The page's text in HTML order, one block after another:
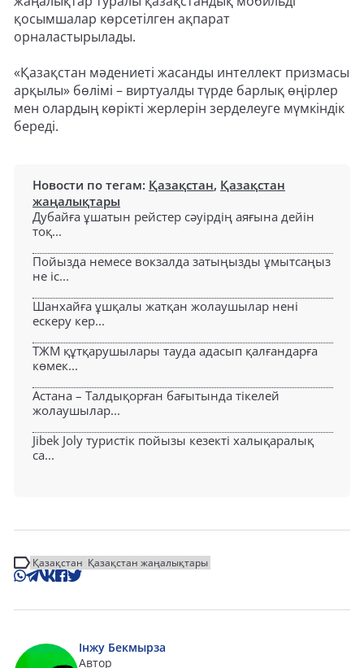
қосымшалар көрсетілген ақпарат
орналастырылады.
«Қазақстан мәдениеті жасанды интеллект призмасы
арқылы» бөлімі – виртуалды түрде барлық өңірлер
мен олардың көрікті жерлерін зерделеуге мүмкіндік
береді.
Новости по тегам: Қазақстан, Қазақстан
жаңалықтары
Дубайға ұшатын рейстер сәуірдің аяғына дейін
тоқ...
Пойызда немесе вокзалда затыңызды ұмытсаңыз
не іс...
Шанхайға ұшқалы жатқан жолаушылар нені
ескеру кер...
ТЖМ құтқарушылары тауда адасып қалғандарға
көмек...
Астана – Талдықорған бағытында тікелей
жолаушылар...
Jibek Joly туристік пойызы кезекті халықаралық
са...
Қазақстан Қазақстан жаңалықтары
Інжу Бекмырза
Автор